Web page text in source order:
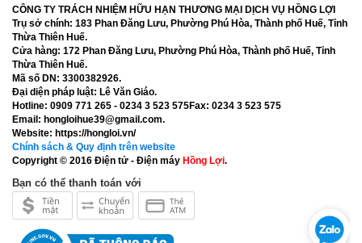
CÔNG TY TRÁCH NHIỆM HỮU HẠN THƯƠNG MẠI DỊCH VỤ HỒNG LỢI
Trụ sở chính: 183 Phan Đăng Lưu, Phường Phú Hòa, Thành phố Huế, Tỉnh
Thừa Thiên Huế.
Cửa hàng: 172 Phan Đăng Lưu, Phường Phú Hòa, Thành phố Huế, Tỉnh
Thừa Thiên Huế.
Mã số DN: 3300382926.
Đại diện pháp luật: Lê Văn Giáo.
Hotline: 0909 771 265 - 0234 3 523 575Fax: 0234 3 523 575
Email: hongloihue39@gmail.com.
Website: https://hongloi.vn/
Chính sách & Quy định trên website
Copyright © 2016 Điện tử - Điện máy Hồng Lợi.
Bạn có thể thanh toán với